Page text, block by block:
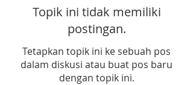
Topik ini tidak memiliki
postingan.
Tetapkan topik ini ke sebuah pos
dalam diskusi atau buat pos baru
dengan topik ini.